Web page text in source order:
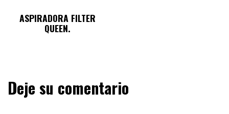
ASPIRADORA FILTER
QUEEN.
Deje su comentario